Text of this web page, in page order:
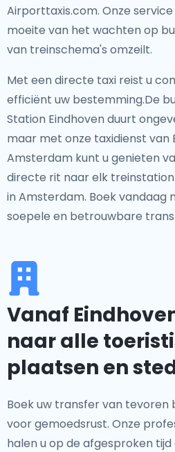
Airporttaxis.com. Onze
moeite van het wachten op
van treinschema's omzeilt.
Met een directe taxi reist u
efficiënt uw bestemming.De
Station Eindhoven duurt
maar met onze taxidienst van
Amsterdam kunt u genieten
directe rit naar elk
in Amsterdam. Boek vandaag
soepele en betrouwbare
Vanaf
naar alle
plaatsen en
Boek uw transfer van tevoren
voor gemoedsrust. Onze
halen u op de afgesproken